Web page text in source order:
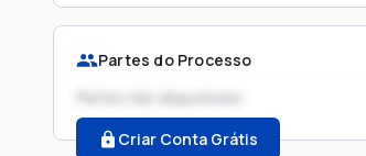
Partes do Processo
Partes não disponíveis
Criar Conta Grátis